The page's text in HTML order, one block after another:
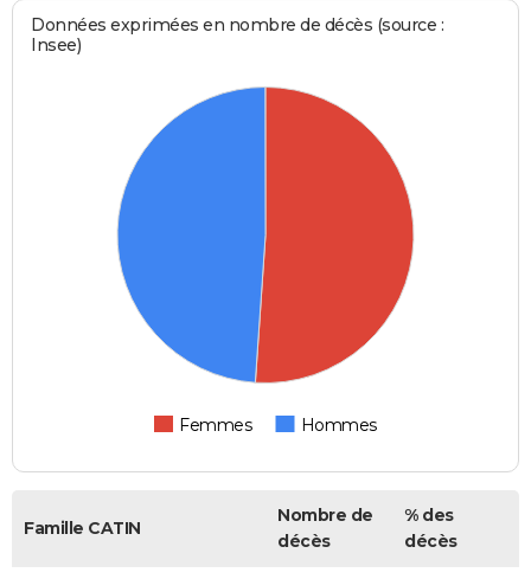
Données exprimées en nombre de décès (source :
Insee)
Femmes Hommes
Famille CATIN
Nombre de
décès
% des
décès